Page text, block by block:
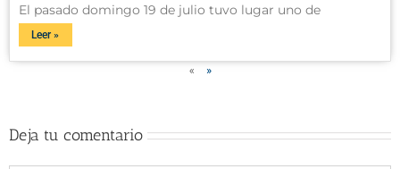
El pasado domingo 19 de julio tuvo lugar uno de
Leer »
« »
Deja tu comentario